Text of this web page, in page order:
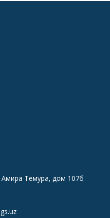
Амира Темура, дом 107б